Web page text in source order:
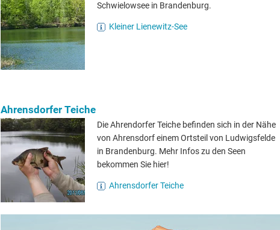
Schwielowsee in Brandenburg.
Kleiner Lienewitz-See
Ahrensdorfer Teiche
Die Ahrendorfer Teiche befinden sich in der Nähe
von Ahrensdorf einem Ortsteil von Ludwigsfelde
in Brandenburg. Mehr Infos zu den Seen
bekommen Sie hier!
Ahrensdorfer Teiche